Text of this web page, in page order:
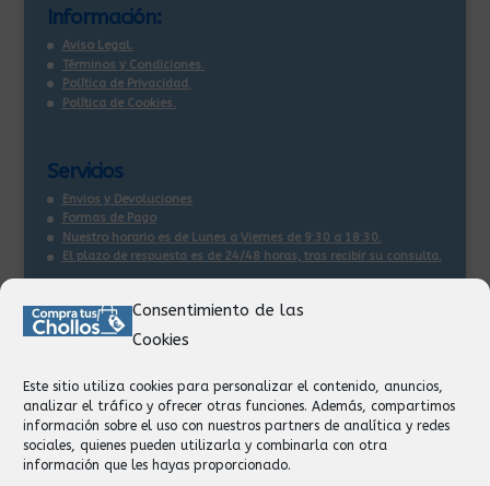
Consentimiento de las
Cookies
Este sitio utiliza cookies para personalizar el contenido, anuncios,
analizar el tráfico y ofrecer otras funciones. Además, compartimos
información sobre el uso con nuestros partners de analítica y redes
sociales, quienes pueden utilizarla y combinarla con otra
información que les hayas proporcionado.
Información:
Aviso Legal.
Términos y Condiciones.
Política de Privacidad.
Política de Cookies.
Servicios
Envios y Devoluciones
Formas de Pago
Nuestro horario es de Lunes a Viernes de 9:30 a 18:30.
El plazo de respuesta es de 24/48 horas, tras recibir su consulta.
Contacto:
Facturación
Devoluciones
Privacidad